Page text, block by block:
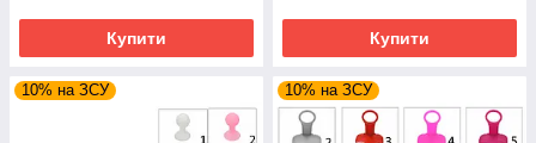
Купити Купити
10% на ЗСУ 10% на ЗСУ